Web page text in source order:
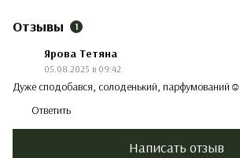
Отзывы 1
Ярова Тетяна
05.08.2025 в 09:42
Дуже сподобався, солоденький, парфумований☺️
Ответить
Написать отзыв